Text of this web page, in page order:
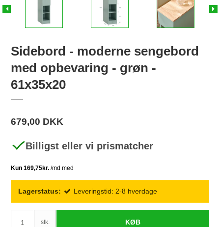
Sidebord - moderne sengebord
med opbevaring - grøn -
61x35x20
679,00 DKK
Billigst eller vi prismatcher
Lagerstatus: Leveringstid: 2-8 hverdage
stk. KØB